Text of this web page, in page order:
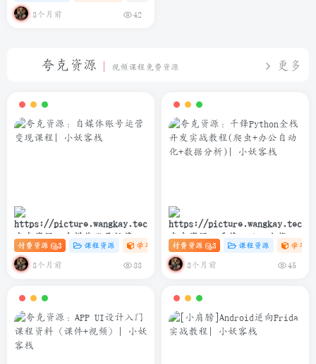
3个月前 42
夸克资源 视频课程免费资源 更多
夸克资源：自媒体账号运营变
现课程
付费资源 3 课程资源 学习资料课 # 设计 # 自媒体 # 账号运营
3个月前 33
夸克资源：千锋Python全栈开
发实战教程(爬虫+办公自动化
+数据分析)
付费资源 3 课程资源 学习资
3个月前 45